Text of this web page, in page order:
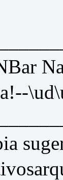
\ud